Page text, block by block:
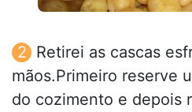
Retirei as cascas
mãos.Primeiro reserve
do cozimento e depois